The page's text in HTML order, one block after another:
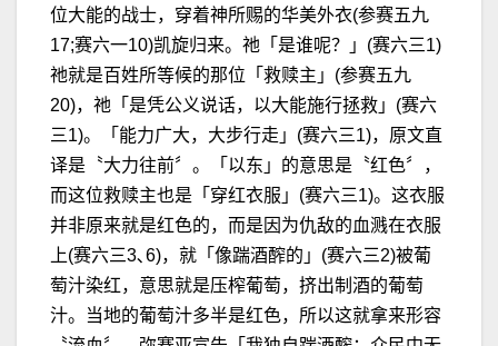
位大能的战士，穿着神所赐的华美外衣(参赛五九
17;赛六一10)凯旋归来。祂「是谁呢？」(赛六三1)
祂就是百姓所等候的那位「救赎主」(参赛五九
20)，祂「是凭公义说话，以大能施行拯救」(赛六
三1)。「能力广大，大步行走」(赛六三1)，原文直
译是〝大力往前〞。「以东」的意思是〝红色〞，
而这位救赎主也是「穿红衣服」(赛六三1)。这衣服
并非原来就是红色的，而是因为仇敌的血溅在衣服
上(赛六三3､6)，就「像踹酒醡的」(赛六三2)被葡
萄汁染红，意思就是压榨葡萄，挤出制酒的葡萄
汁。当地的葡萄汁多半是红色，所以这就拿来形容